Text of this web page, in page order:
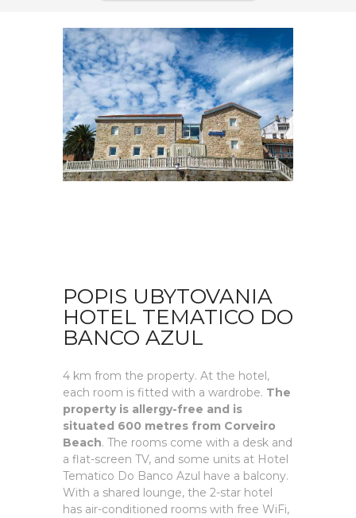
POPIS UBYTOVANIA
HOTEL TEMATICO DO
BANCO AZUL
4 km from the property. At the hotel,
each room is fitted with a wardrobe. The
property is allergy-free and is
situated 600 metres from Corveiro
Beach. The rooms come with a desk and
a flat-screen TV, and some units at Hotel
Tematico Do Banco Azul have a balcony.
With a shared lounge, the 2-star hotel
has air-conditioned rooms with free WiFi,